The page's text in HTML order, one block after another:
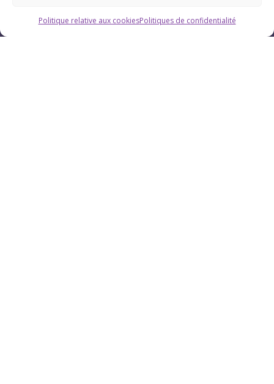
Politique relative aux cookiesPolitiques de confidentialité